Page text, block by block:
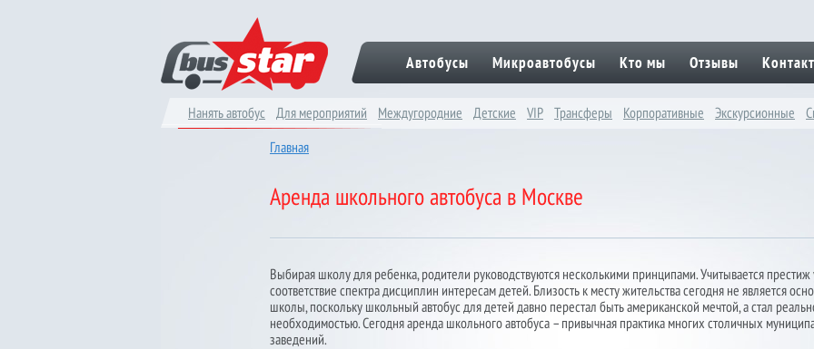
Автобусы Микроавтобусы Кто мы Отзывы
Нанять автобус Для мероприятий Междугородние Детские VIP Трансферы Корпоративные Экскурсионные
Главная
Аренда школьного автобуса в Москве
Выбирая школу для ребенка, родители руководствуются несколькими принципами. Учитывается престиж
соответствие спектра дисциплин интересам детей. Близость к месту жительства сегодня не является
школы, поскольку школьный автобус для детей давно перестал быть американской мечтой, а стал
необходимостью. Сегодня аренда школьного автобуса – привычная практика многих столичных
заведений.